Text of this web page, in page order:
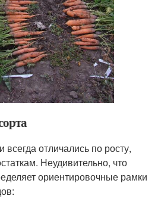
отличались по росту,
Неудивительно, что
ориентировочные рамки